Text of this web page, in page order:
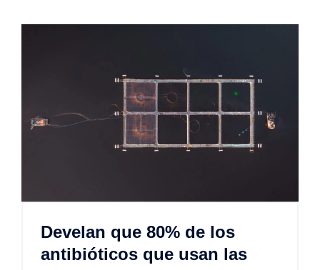
Develan que 80% de los
antibióticos que usan las